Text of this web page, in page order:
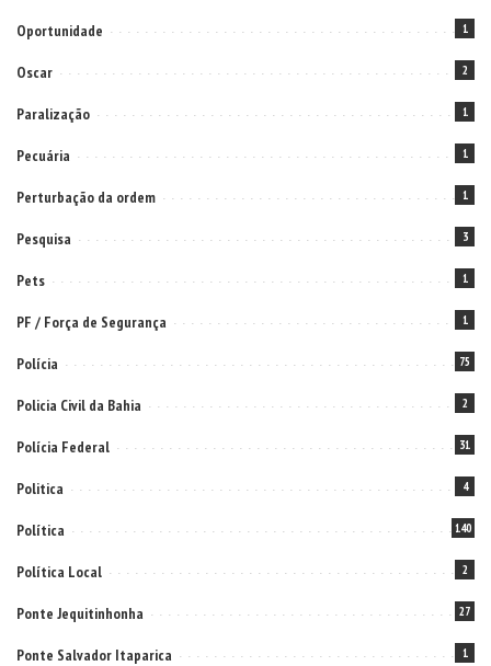
Oportunidade 1
Oscar 2
Paralização 1
Pecuária 1
Perturbação da ordem 1
Pesquisa 3
Pets 1
PF / Força de Segurança 1
Polícia 75
Policia Civil da Bahia 2
Polícia Federal 31
Politica 4
Política 140
Política Local 2
Ponte Jequitinhonha 27
Ponte Salvador Itaparica 1